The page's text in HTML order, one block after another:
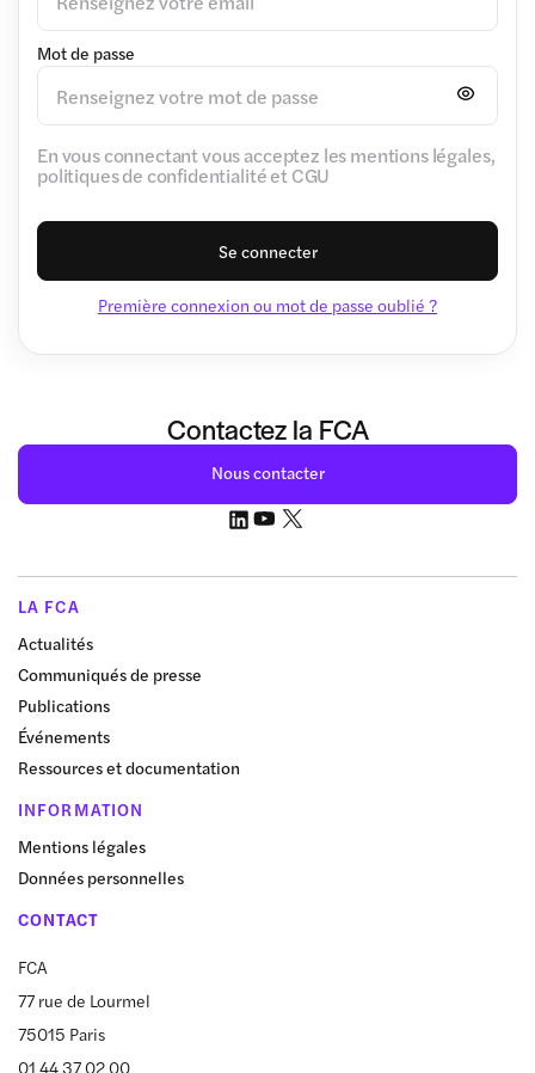
Mot de passe
En vous connectant vous acceptez les mentions légales,
politiques de confidentialité et CGU
Se connecter
Première connexion ou mot de passe oublié ?
Contactez la FCA
Nous contacter
LA FCA
Actualités
Communiqués de presse
Publications
Événements
Ressources et documentation
INFORMATION
Mentions légales
Données personnelles
CONTACT
FCA
77 rue de Lourmel
75015 Paris
01 44 37 02 00